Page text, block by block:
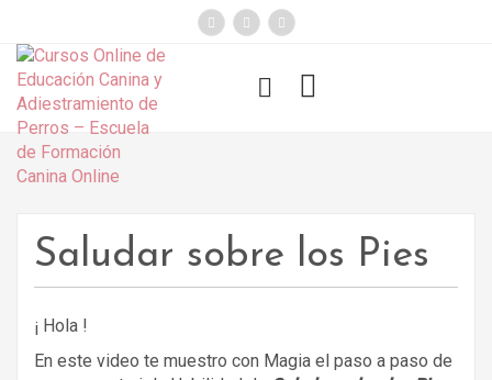
Funny Dogs
Saludar sobre los Pies
¡ Hola !
En este video te muestro con Magia el paso a paso de